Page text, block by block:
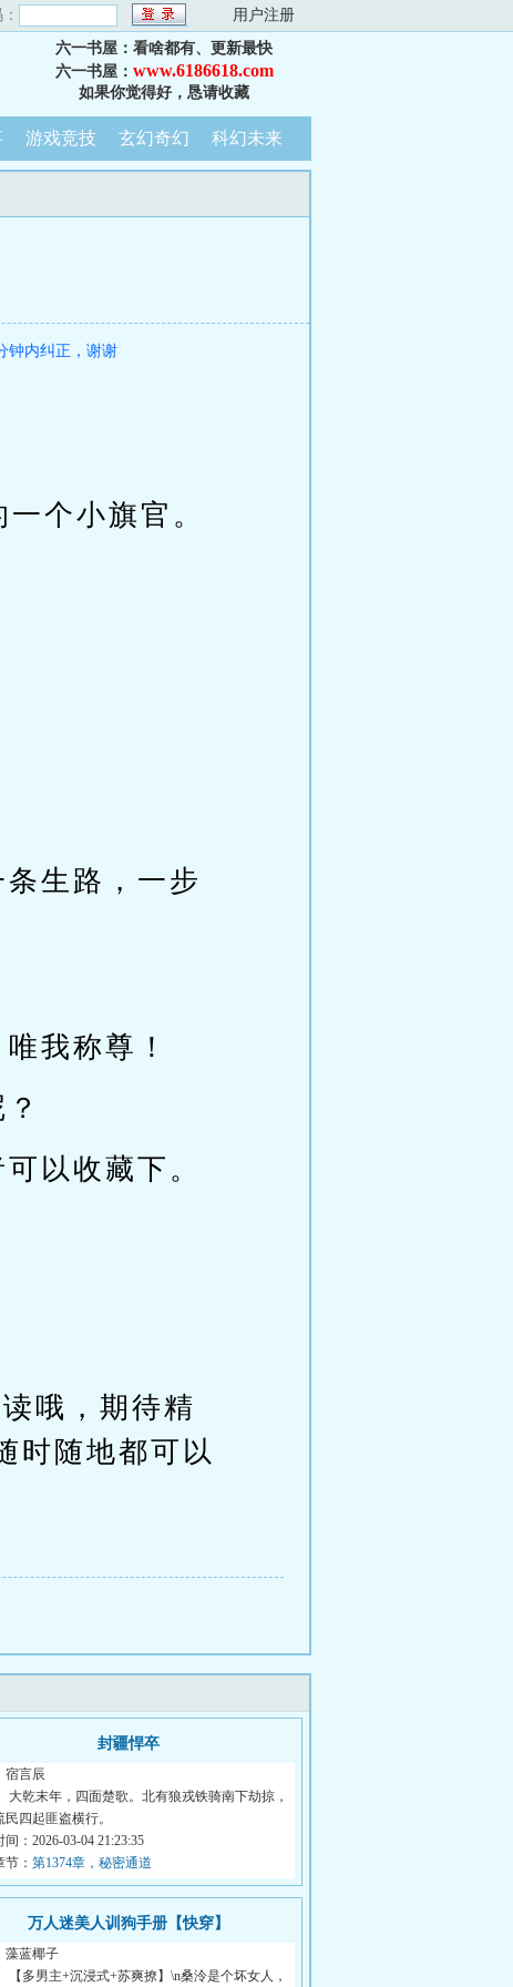
用户注册
六一书屋：看啥都有、更新最快
六一书屋： www.6186618.com
如果你觉得好，恳请收藏
游戏竞技 玄幻奇幻 科幻未来
钟内纠正，谢谢
个小旗官。
生路，一步
我称尊！
以收藏下。
哦，期待精
时随地都可以
封疆悍卒
宿言辰
大乾末年，四面楚歌。北有狼戎铁骑南下劫掠，
民四起匪盗横行。
间：2026-03-04 21:23:35
： 第1374章，秘密通道
万人迷美人训狗手册【快穿】
藻蓝椰子
【多男主+沉浸式+苏爽撩】\n桑泠是个坏女人，